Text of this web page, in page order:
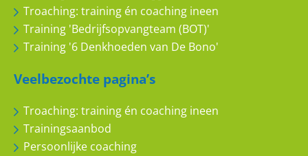
Troaching: training én coaching ineen
Training 'Bedrijfsopvangteam (BOT)'
Training '6 Denkhoeden van De Bono'
Veelbezochte pagina’s
Troaching: training én coaching ineen
Trainingsaanbod
Persoonlijke coaching